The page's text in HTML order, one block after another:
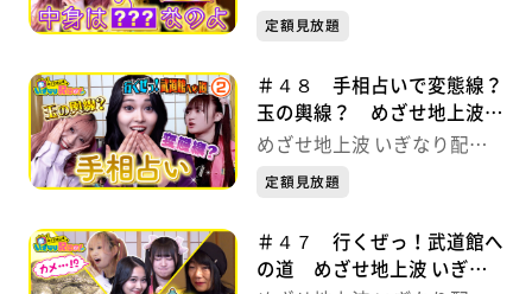
中！
定額見放題
＃４８ 手相占いで変態線？
玉の輿線？ めざせ地上波
いぎなり配信中！
めざせ地上波 いぎなり配信
中！
定額見放題
＃４７ 行くぜっ！武道館へ
の道 めざせ地上波 いぎな